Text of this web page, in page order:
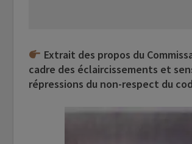
Extrait des propos du
cadre des éclaircissements et
répressions du non-respect du